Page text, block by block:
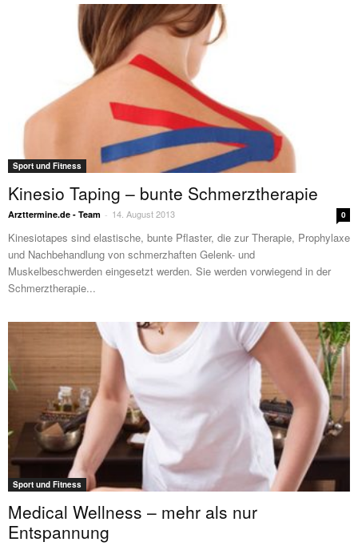
Sport und Fitness
Kinesio Taping – bunte Schmerztherapie
Arzttermine.de - Team - 14. August 2013 0
Kinesiotapes sind elastische, bunte Pflaster, die zur Therapie, Prophylaxe
und Nachbehandlung von schmerzhaften Gelenk- und
Muskelbeschwerden eingesetzt werden. Sie werden vorwiegend in der
Schmerztherapie...
Sport und Fitness
Medical Wellness – mehr als nur
Entspannung